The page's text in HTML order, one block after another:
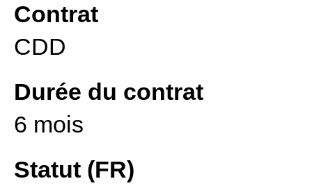
Contrat
CDD
Durée du contrat
6 mois
Statut (FR)